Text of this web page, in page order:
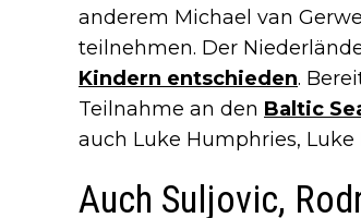
anderem Michael van
teilnehmen. Der
Kindern entschieden.
Teilnahme an den Baltic
auch Luke Humphries,
Auch Suljovic,